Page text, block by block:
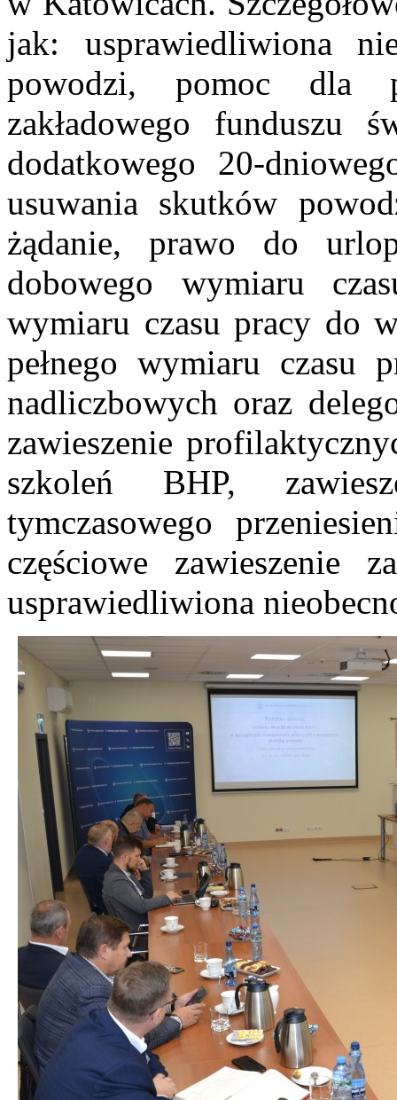
jak: usprawiedliwiona
powodzi, pomoc dla
zakładowego funduszu
dodatkowego 20-
usuwania skutków
żądanie, prawo do
dobowego wymiaru
wymiaru czasu pracy do
pełnego wymiaru czasu
nadliczbowych oraz
zawieszenie
szkoleń BHP,
tymczasowego
częściowe zawieszenie
usprawiedliwiona